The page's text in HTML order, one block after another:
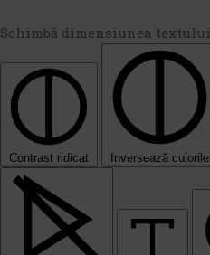
Schimbă dimensiunea textului
Contrast ridicat Inversează culorile